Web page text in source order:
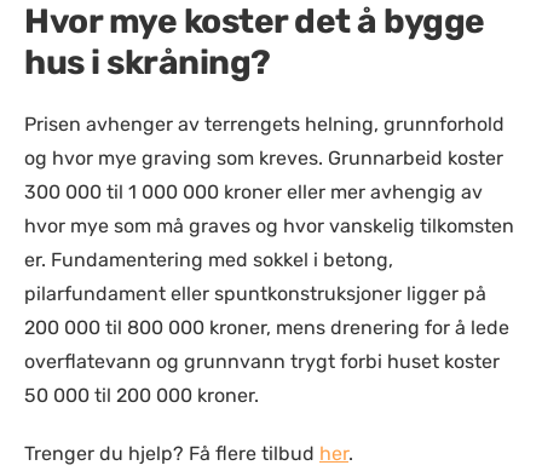
Hvor mye koster det å bygge
hus i skråning?
Prisen avhenger av terrengets helning, grunnforhold
og hvor mye graving som kreves. Grunnarbeid koster
300 000 til 1 000 000 kroner eller mer avhengig av
hvor mye som må graves og hvor vanskelig tilkomsten
er. Fundamentering med sokkel i betong,
pilarfundament eller spuntkonstruksjoner ligger på
200 000 til 800 000 kroner, mens drenering for å lede
overflatevann og grunnvann trygt forbi huset koster
50 000 til 200 000 kroner.
Trenger du hjelp? Få flere tilbud her.